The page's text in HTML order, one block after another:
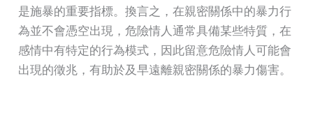
是施暴的重要指標。換言之，在親密關係中的暴力行
為並不會憑空出現，危險情人通常具備某些特質，在
感情中有特定的行為模式，因此留意危險情人可能會
出現的徵兆，有助於及早遠離親密關係的暴力傷害。